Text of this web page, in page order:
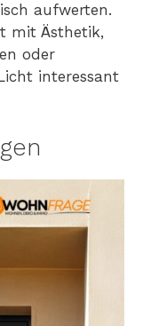
aufwerten.
mit Ästhetik,
oder
interessant